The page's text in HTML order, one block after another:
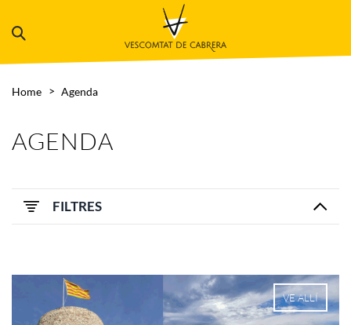
Home Agenda
AGENDA
FILTRES
VE ALLÍ